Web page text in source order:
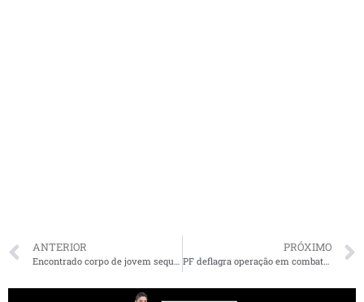
ANTERIOR PRÓXIMO
PF deflagra operação em combate a crimes eleitorais no Maranhão